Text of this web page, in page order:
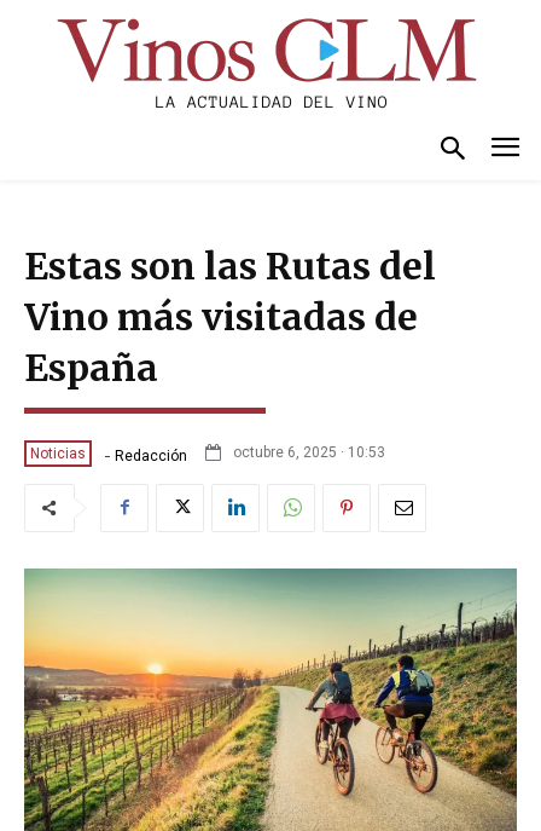
Estas son las Rutas del
Vino más visitadas de
España
Noticias - Redacción octubre 6, 2025 · 10:53